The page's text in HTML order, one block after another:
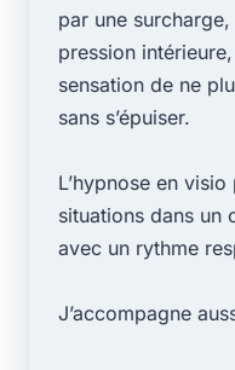
par une
pression
sensation de ne
sans s’épuiser.
L’hypnose en
situations dans un
avec un rythme
J’accompagne